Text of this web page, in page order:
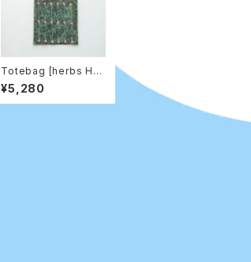
Totebag [herbs Hor
setail]
¥5,280